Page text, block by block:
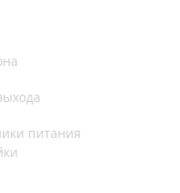
питания